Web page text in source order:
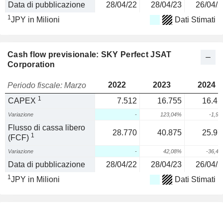
Data di pubblicazione 28/04/22 28/04/23 26/04/
1JPY in Milioni Dati Stimati
Cash flow previsionale: SKY Perfect JSAT
Corporation
Periodo fiscale: Marzo 2022 2023
2024
CAPEX 1 7.512 16.755
Variazione - 123,04% -
Flusso di cassa libero
(FCF) 1 28.770 40.875
Variazione - 42,08% -
Data di pubblicazione 28/04/22 28/04/23 26/04/
1JPY in Milioni Dati Stimati